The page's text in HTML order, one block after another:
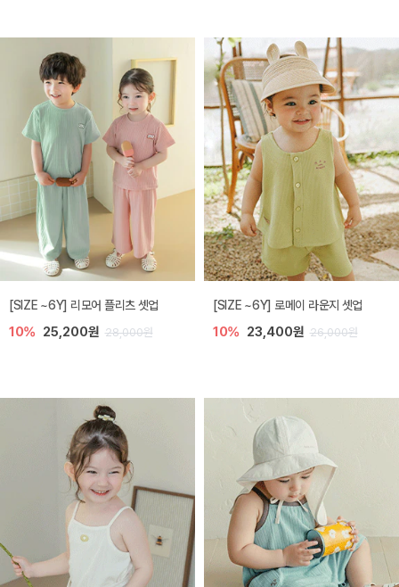
[SIZE ~6Y] 리모어 플리츠 셋업
10% 25,200원 28,000원
[SIZE ~6Y] 로메이 라운지 셋업
10% 23,400원 26,000원